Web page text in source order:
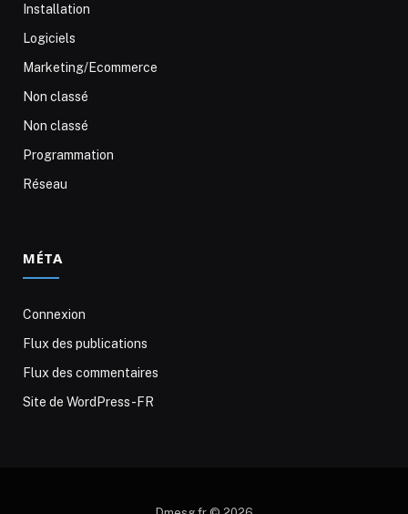
Installation
Logiciels
Marketing/Ecommerce
Non classé
Non classé
Programmation
Réseau
MÉTA
Connexion
Flux des publications
Flux des commentaires
Site de WordPress-FR